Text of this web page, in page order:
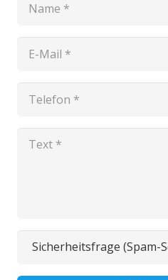
Sicherheitsfrage (Spam-